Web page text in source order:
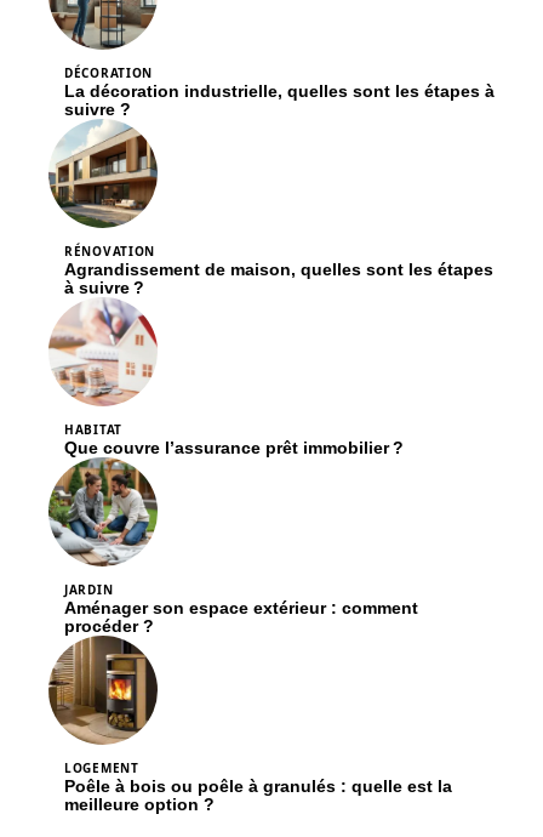
DÉCORATION
La décoration industrielle, quelles sont les étapes à
suivre ?
RÉNOVATION
Agrandissement de maison, quelles sont les étapes
à suivre ?
HABITAT
Que couvre l’assurance prêt immobilier ?
JARDIN
Aménager son espace extérieur : comment
procéder ?
LOGEMENT
Poêle à bois ou poêle à granulés : quelle est la
meilleure option ?